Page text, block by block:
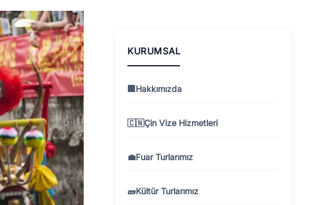
KURUMSAL
Hakkımızda
🇨🇳Çin Vize Hizmetleri
💼Fuar Turlarımız
🧱Kültür Turlarımız